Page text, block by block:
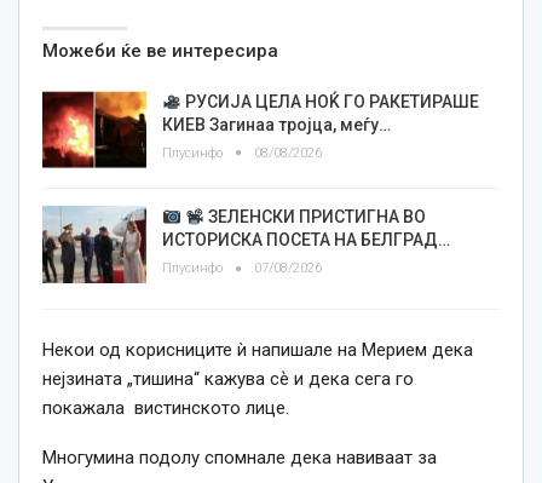
Можеби ќе ве интересира
РУСИЈА ЦЕЛА НОЌ ГО РАКЕТИРАШЕ
КИЕВ Загинаа тројца, меѓу…
Плусинфо 08/08/2026
ЗЕЛЕНСКИ ПРИСТИГНА ВО
ИСТОРИСКА ПОСЕТА НА БЕЛГРАД…
Плусинфо 07/08/2026
Некои од корисниците ѝ напишале на Мерием дека
нејзината „тишина“ кажува сѐ и дека сега го
покажала вистинското лице.
Многумина подолу спомнале дека навиваат за